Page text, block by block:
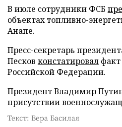
В июле сотрудники ФСБ
объектах топливно-
Анапе.
Пресс-секретарь
Песков констатировал
Российской Федерации.
Президент Владимир
присутствии
Текст: Вера Басилая